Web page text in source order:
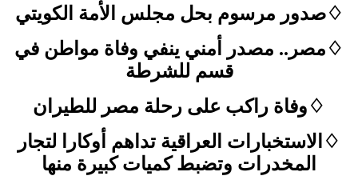
♢صدور مرسوم بحل مجلس الأمة الكويتي
♢مصر.. مصدر أمني ينفي وفاة مواطن في
قسم للشرطة
♢وفاة راكب على رحلة مصر للطيران
♢الاستخبارات العراقية تداهم أوكارا لتجار
المخدرات وتضبط كميات كبيرة منها